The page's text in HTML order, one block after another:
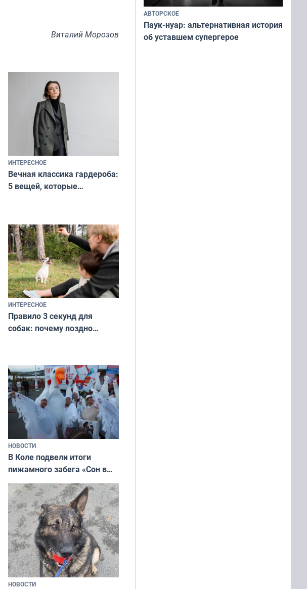
Виталий Морозов
ИНТЕРЕСНОЕ
Вечная классика гардероба:
5 вещей, которые
и актуально в любой сезон
ИНТЕРЕСНОЕ
Правило 3 секунд для
собак: почему поздно
питомцу всё сразу и без
криков
НОВОСТИ
В Коле подвели итоги
пижамного забега «Сон в
Олимпийскую ночь»
НОВОСТИ
АВТОРСКОЕ
Паук-нуар: альтернативная история
об уставшем супергерое